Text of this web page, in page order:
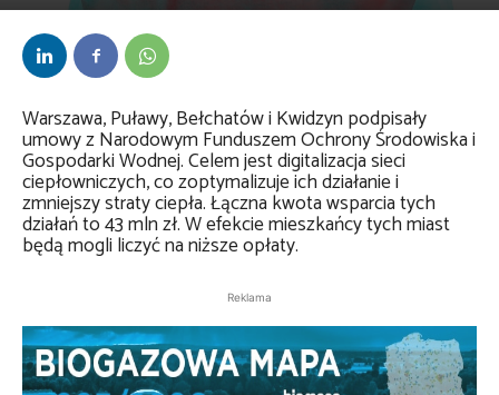
Warszawa, Puławy, Bełchatów i Kwidzyn podpisały
umowy z Narodowym Funduszem Ochrony Środowiska i
Gospodarki Wodnej. Celem jest digitalizacja sieci
ciepłowniczych, co zoptymalizuje ich działanie i
zmniejszy straty ciepła. Łączna kwota wsparcia tych
działań to 43 mln zł. W efekcie mieszkańcy tych miast
będą mogli liczyć na niższe opłaty.
Reklama